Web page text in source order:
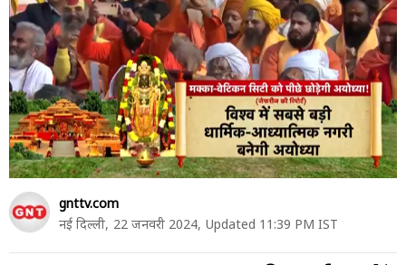
minutes,
45
seconds
gnttv.com
नई दिल्ली, 22 जनवरी 2024, Updated 11:39 PM IST